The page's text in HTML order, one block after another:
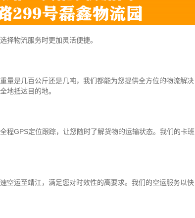
择物流服务时更加灵活便捷。
量是几百公斤还是几吨，我们都能为您提供全方位的物流解决
地抵达目的地。
程GPS定位跟踪，让您随时了解货物的运输状态。我们的卡班
空运至靖江，满足您对时效性的高要求。我们的空运服务以快